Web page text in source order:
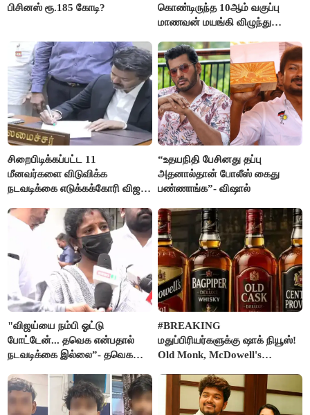
பிசினஸ் ரூ.185 கோடி?
கொண்டிருந்த 10ஆம் வகுப்பு
மாணவன் மயங்கி விழுந்து
சிறைபிடிக்கப்பட்ட 11
மீனவர்களை விடுவிக்க
நடவடிக்கை எடுக்கக்கோரி விஜய்
“உதயநிதி பேசினது தப்பு
அதனால்தான் போலீஸ் கைது
பண்ணாங்க”- விஷால்
"விஜய்யை நம்பி ஓட்டு
போட்டேன்... தவெக என்பதால்
நடவடிக்கை இல்லை”- தவெக
கதறல்
#BREAKING
மதுப்பிரியர்களுக்கு ஷாக் நியூஸ்!
Old Monk, McDowell's
FSSAI தடை